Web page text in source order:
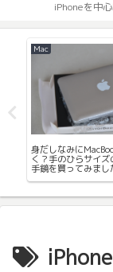
iPhoneを中
Mac
身だしなみに
く？手のひらサイ
手鏡を買ってみまし